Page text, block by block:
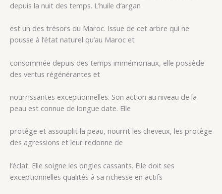
depuis la nuit des temps. L’huile d’argan
est un des trésors du Maroc. Issue de cet arbre qui ne
pousse à l’état naturel qu’au Maroc et
consommée depuis des temps immémoriaux, elle possède
des vertus régénérantes et
nourrissantes exceptionnelles. Son action au niveau de la
peau est connue de longue date. Elle
protège et assouplit la peau, nourrit les cheveux, les protège
des agressions et leur redonne de
l’éclat. Elle soigne les ongles cassants. Elle doit ses
exceptionnelles qualités à sa richesse en actifs